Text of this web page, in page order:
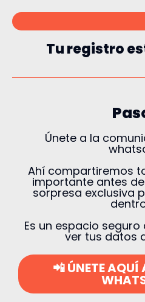
Tu registro
Únete a la
Ahí compartiremos
importante antes
sorpresa exclusiva
Es un espacio
ver tus datos
📲 ÚNETE AQUÍ